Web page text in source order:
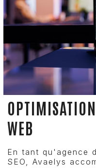
WEB
En tant qu'agence
SEO, Avaelys